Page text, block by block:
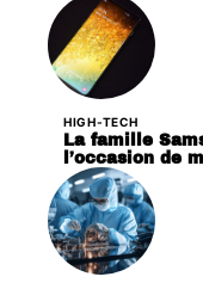
HIGH-TECH
La famille
l’occasion de